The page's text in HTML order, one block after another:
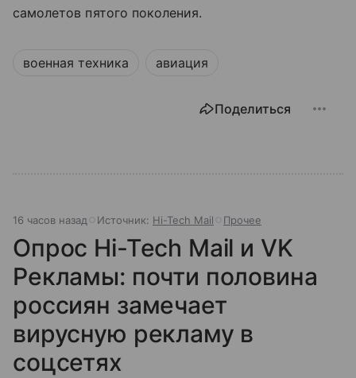
самолетов пятого поколения.
военная техника авиация
Поделиться
16 часов назад Источник: Hi-Tech Mail Прочее
Опрос Hi-Tech Mail и VK
Рекламы: почти половина
россиян замечает
вирусную рекламу в
соцсетях